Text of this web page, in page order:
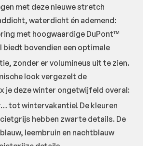
met deze nieuwe stretch
waterdicht én ademend:
met hoogwaardige DuPont™
biedt bovendien een optimale
zonder er volumineus uit te zien.
look vergezelt de
je deze winter ongetwijfeld overal:
tot wintervakantie! De kleuren
hebben zwarte details. De
leembruin en nachtblauw